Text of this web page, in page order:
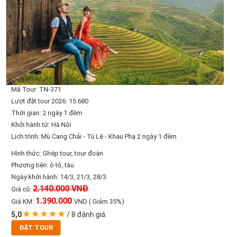
Mã Tour: TN-371
Lượt đặt tour 2026: 15.680
Thời gian: 2 ngày 1 đêm
Khởi hành từ: Hà Nội
Lịch trình: Mù Cang Chải - Tú Lệ - Khau Phạ 2 ngày 1 đêm
Hình thức: Ghép tour, tour đoàn
Phương tiện: ô tô, tàu
Ngày khởi hành: 14/3, 21/3, 28/3
Giá cũ:2.140.000 VNĐ
Giá KM: 1.390.000VND ( Giảm 35%)
5,0 /8 đánh giá.
ĐẶT TOUR